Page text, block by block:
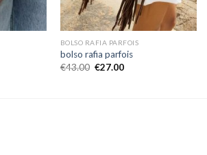
BOLSO RAFIA PARFOIS
bolso rafia parfois
€43.00 €27.00